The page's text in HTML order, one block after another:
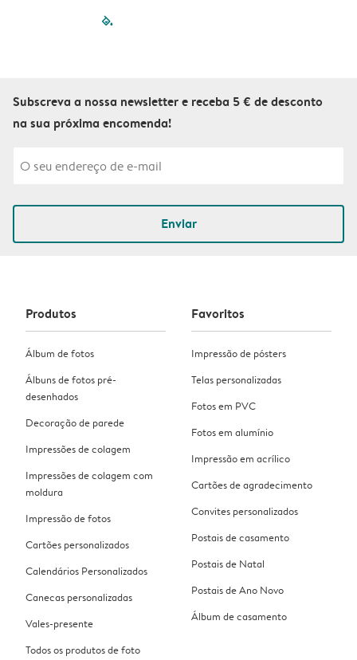
filled-pagination
Subscreva a nossa newsletter e receba 5 € de desconto
na sua próxima encomenda!
Enviar
Produtos
Álbum de fotos
Álbuns de fotos pré-
desenhados
Decoração de parede
Impressões de colagem
Impressões de colagem com
moldura
Impressão de fotos
Cartões personalizados
Calendários Personalizados
Canecas personalizadas
Vales-presente
Todos os produtos de foto
Favoritos
Impressão de pósters
Telas personalizadas
Fotos em PVC
Fotos em alumínio
Impressão em acrílico
Cartões de agradecimento
Convites personalizados
Postais de casamento
Postais de Natal
Postais de Ano Novo
Álbum de casamento